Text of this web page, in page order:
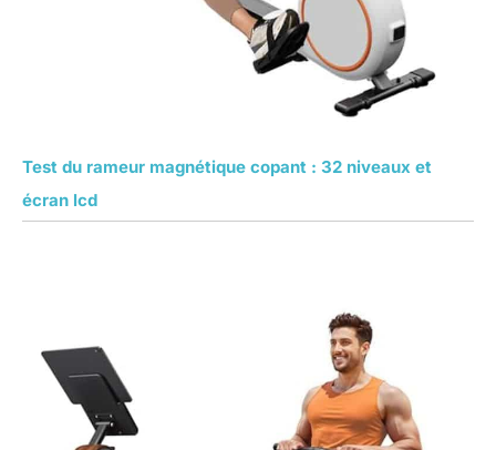
Test du rameur magnétique copant : 32 niveaux et
écran lcd